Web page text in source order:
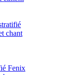
chant
Fenix